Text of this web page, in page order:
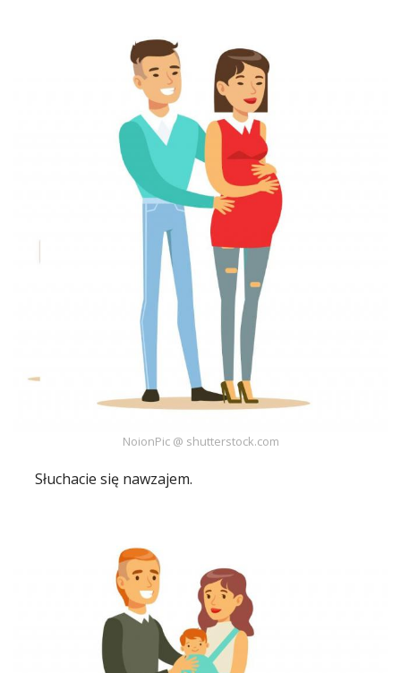
NoionPic @ shutterstock.com
Słuchacie się nawzajem.